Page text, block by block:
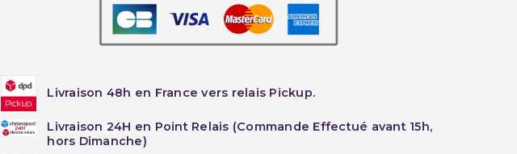
Livraison 48h en France vers relais Pickup.
Livraison 24H en Point Relais (Commande Effectué avant 15h,
hors Dimanche)